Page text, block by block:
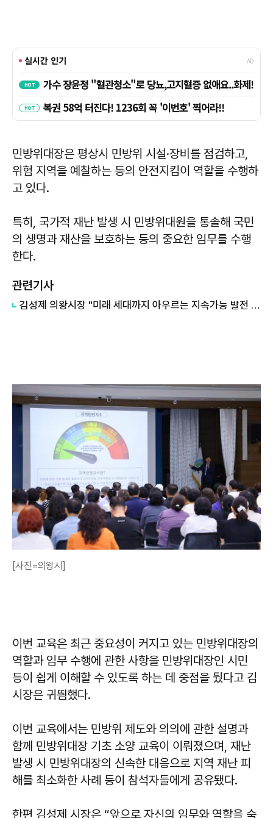
민방위대장은 평상시 민방위 시설·장비를 점검하고,
위험 지역을 예찰하는 등의 안전지킴이 역할을 수행하
고 있다.
특히, 국가적 재난 발생 시 민방위대원을 통솔해 국민
의 생명과 재산을 보호하는 등의 중요한 임무를 수행
한다.
관련기사
김성제 의왕시장 "미래 세대까지 아우르는 지속가능 발전 청사진 제시될 것"
[사진=의왕시]
이번 교육은 최근 중요성이 커지고 있는 민방위대장의
역할과 임무 수행에 관한 사항을 민방위대장인 시민
등이 쉽게 이해할 수 있도록 하는 데 중점을 뒀다고 김
시장은 귀띔했다.
이번 교육에서는 민방위 제도와 의의에 관한 설명과
함께 민방위대장 기초 소양 교육이 이뤄졌으며, 재난
발생 시 민방위대장의 신속한 대응으로 지역 재난 피
해를 최소화한 사례 등이 참석자들에게 공유됐다.
한편 김성제 시장은 “앞으로 자신의 임무와 역할을 숙